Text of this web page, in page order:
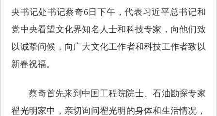
央书记处书记蔡奇6日下午，代表习近平总书记和
党中央看望文化界知名人士和科技专家，向他们致
以诚挚问候，向广大文化工作者和科技工作者致以
新春祝福。
蔡奇首先来到中国工程院院士、石油勘探专家
翟光明家中，亲切询问翟光明的身体和生活情况，